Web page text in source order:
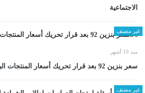
الاجتماعية
غير مصنف
منذ 10 أشهر
سعر بنزين 92 بعد قرار تحريك أسعار المنتجات البترولية
غير مصنف